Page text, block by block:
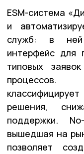
ESM-система
и
служб: в ней
интерфейс для
типовых
процессов.
решения,
поддержки.
вышедшая на
позволяет